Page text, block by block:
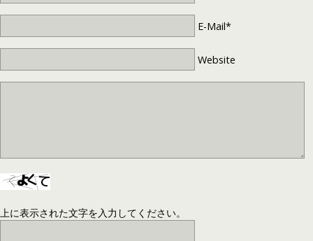
E-Mail*
Website
上に表示された文字を入力してください。